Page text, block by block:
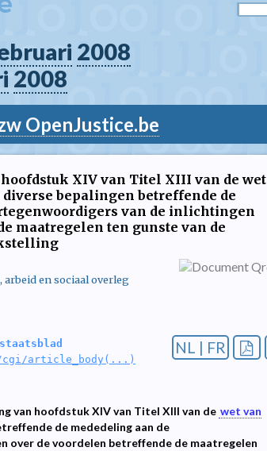
2008
2008
OpenJustice.be
XIV van Titel XIII van de wet
diverse bepalingen betreffende de
van de inlichtingen
maatregelen ten gunste van de
en sociaal overleg
cgi/article_body(...)
NL | FR
van hoofdstuk XIV van Titel XIII van de wet van
de mededeling aan de
over de voordelen betreffende de maatregelen